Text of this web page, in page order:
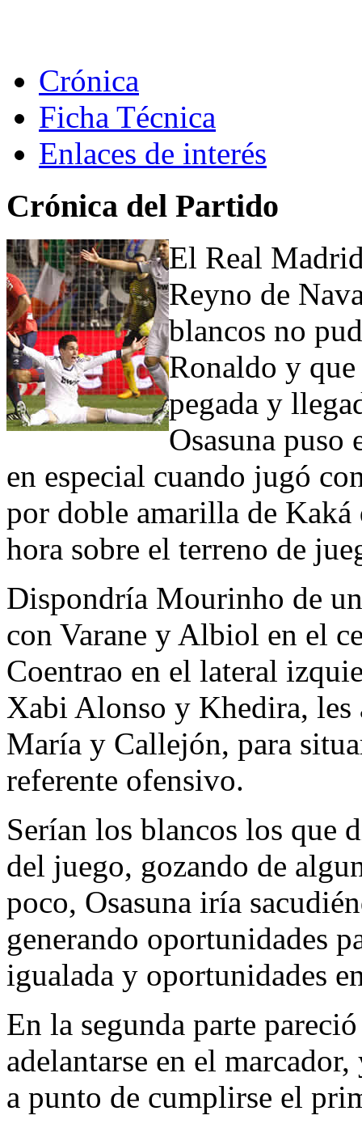
Crónica
Ficha Técnica
Enlaces de interés
Crónica del Partido
El Real
Reyno de
blancos no
Ronaldo y
pegada y
Osasuna
en especial cuando jugó
por doble amarilla de Kaká
hora sobre el terreno de
Dispondría Mourinho de
con Varane y Albiol en el
Coentrao en el lateral
Xabi Alonso y Khedira,
María y Callejón, para
referente ofensivo.
Serían los blancos los que
del juego, gozando de
poco, Osasuna iría
generando oportunidades
igualada y oportunidades
En la segunda parte
adelantarse en el
a punto de cumplirse el